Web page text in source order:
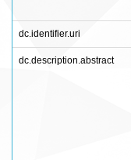
dc.identifier.uri
dc.description.abstract